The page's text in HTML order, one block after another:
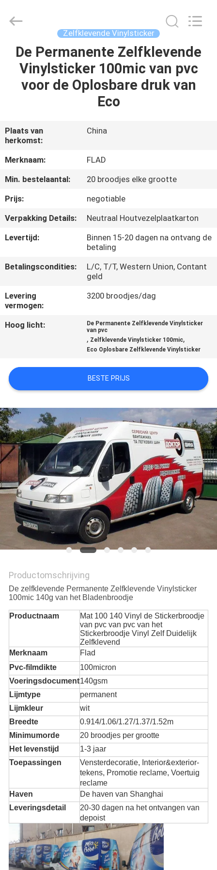
THUIS
PRODUCTEN
ONS
FABRIEKSTOCHT
KWALITEITSCONTROLE
NEEM
CONTACT
ONS
OP
VRAAG
SITEMAP
PRIVACY
POLICY
Co.,Ltd.
Zelfklevende Vinylsticker
De Permanente Zelfklevende
Vinylsticker 100mic van pvc
voor de Oplosbare druk van
Eco
Plaats van
herkomst:
China
Merknaam:
FLAD
Min. bestelaantal:
20 broodjes elke grootte
Prijs:
negotiable
Verpakking Details:
Neutraal Houtvezelplaatkarton
Levertijd:
Binnen 15-20 dagen na ontvang de
betaling
Betalingscondities:
L/C, T/T, Western Union, Contant
geld
Levering
vermogen:
3200 broodjes/dag
Hoog licht:
De Permanente Zelfklevende Vinylsticker
van pvc
, Zelfklevende Vinylsticker 100mic,
Eco Oplosbare Zelfklevende Vinylsticker
BESTE PRIJS
Productomschrijving
De zelfklevende Permanente Zelfklevende Vinylsticker
100mic 140g van het Bladenbroodje
Productnaam
Mat 100 140 Vinyl de Stickerbroodje
van pvc van pvc van het
Stickerbroodje Vinyl Zelf Duidelijk
Zelfklevend
Merknaam
Flad
Pvc-filmdikte
100micron
Voeringsdocument140gsm
Lijmtype
permanent
Lijmkleur
wit
Breedte
0.914/1.06/1.27/1.37/1.52m
Minimumorde
20 broodjes per grootte
Het levenstijd
1-3 jaar
Toepassingen
Vensterdecoratie, Interior&exterior-
tekens, Promotie reclame, Voertuig
reclame
Haven
De haven van Shanghai
Leveringsdetail
20-30 dagen na het ontvangen van
depoist